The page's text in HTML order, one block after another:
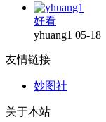
好看
yhuang1 05-18
友情链接
妙图社
关于本站